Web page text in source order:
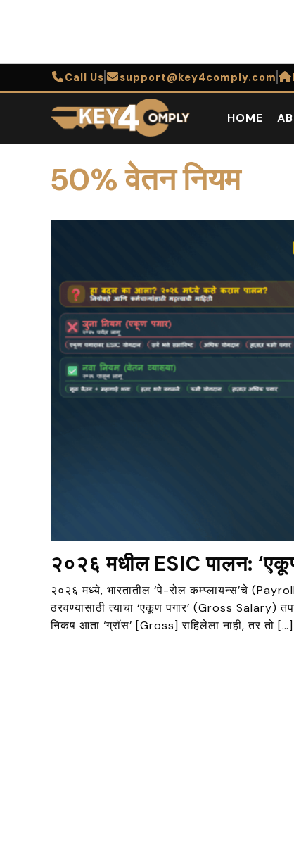
Call Us support@key4comply.com
HOME
50% वेतन नियम
२०२६ मधील ESIC पालन:
२०२६ मध्ये, भारतातील ‘पे-रोल कम्प्लायन्स’चे
ठरवण्यासाठी त्याचा ‘एकूण पगार’ (Gross Salary)
निकष आता ‘ग्रॉस’ [Gross] राहिलेला नाही, तर तो […]